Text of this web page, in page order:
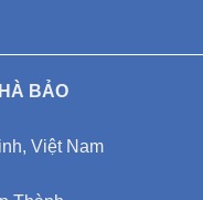
BẢO
Việt Nam